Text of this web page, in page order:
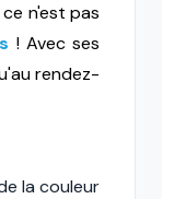
n'est pas
! Avec ses
rendez-
la couleur